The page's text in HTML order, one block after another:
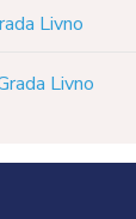
Livno
Livno